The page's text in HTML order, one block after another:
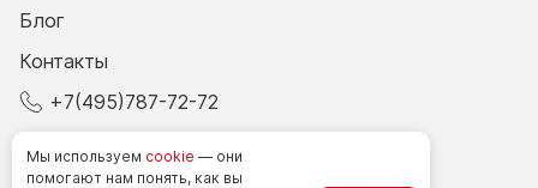
Блог
Контакты
+7(495)787-72-72
Мы используем cookie — они
помогают нам понять, как вы